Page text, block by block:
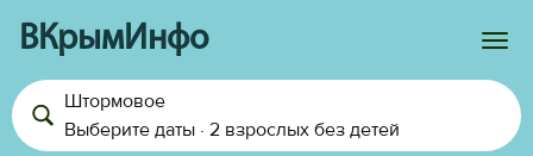
ВКрымИнфо
Войти
Штормовое
Выберите даты · 2 взрослых без детей